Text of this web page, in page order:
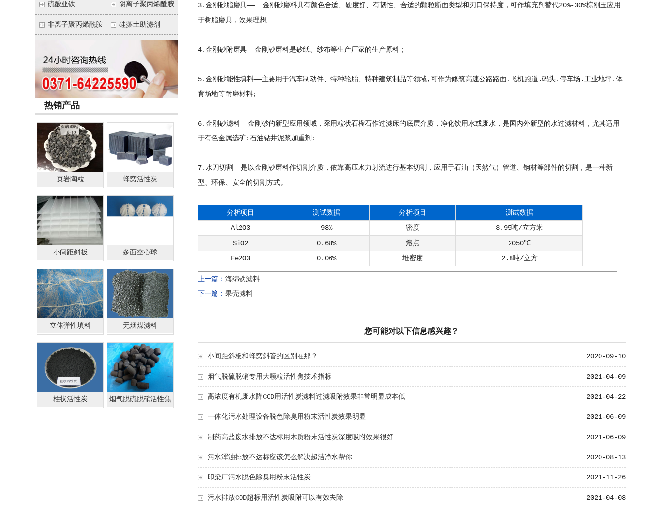
硫酸亚铁 阴离子聚丙烯酰胺
非离子聚丙烯酰胺 硅藻土助滤剂
热销产品
页岩陶粒 蜂窝活性炭
小间距斜板 多面空心球
立体弹性填料 无烟煤滤料
柱状活性炭 烟气脱硫脱硝活性焦
3.金刚砂脂磨具—— 金刚砂磨料具有颜色合适、硬度好、有韧性、合适的颗粒断面类型和刃口保持度，可作填充剂替代20%-30%棕刚玉应用
于树脂磨具，效果理想；
4.金刚砂附磨具——金刚砂磨料是砂纸、纱布等生产厂家的生产原料；
5.金刚砂能性填料——主要用于汽车制动件、特种轮胎、特种建筑制品等领域,可作为修筑高速公路路面.飞机跑道.码头.停车场.工业地坪.体
育场地等耐磨材料;
6.金刚砂滤料——金刚砂的新型应用领域，采用粒状石榴石作过滤床的底层介质，净化饮用水或废水，是国内外新型的水过滤材料，尤其适用
于有色金属选矿:石油钻井泥浆加重剂:
7.水刀切割——是以金刚砂磨料作切割介质，依靠高压水力射流进行基本切割，应用于石油（天然气）管道、钢材等部件的切割，是一种新
型、环保、安全的切割方式。
分析项目 测试数据 分析项目
测试数据
Al2O3
98% 密度
3.95吨/立方米
SiO2
0.68% 熔点
2050℃
Fe2O3
0.06% 堆密度 2.8吨/立方
上一篇： 海绵铁滤料
下一篇： 果壳滤料
您可能对以下信息感兴趣？
2020-09-10
小间距斜板和蜂窝斜管的区别在那？
2021-04-09
烟气脱硫脱硝专用大颗粒活性焦技术指标
2021-04-22
高浓度有机废水降COD用活性炭滤料过滤吸附效果非常明显成本低
2021-06-09
一体化污水处理设备脱色除臭用粉末活性炭效果明显
2021-06-09
制药高盐废水排放不达标用木质粉末活性炭深度吸附效果很好
2020-08-13
污水浑浊排放不达标应该怎么解决超洁净水帮你
2021-11-26
印染厂污水脱色除臭用粉末活性炭
2021-04-08
污水排放COD超标用活性炭吸附可以有效去除